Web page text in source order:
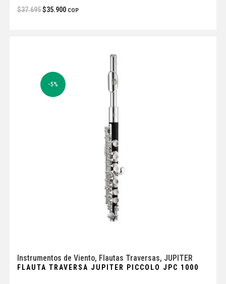
$37.695 $35.900 COP
-5%
Instrumentos de Viento, Flautas Traversas, JUPITER
FLAUTA TRAVERSA JUPITER PICCOLO JPC 1000